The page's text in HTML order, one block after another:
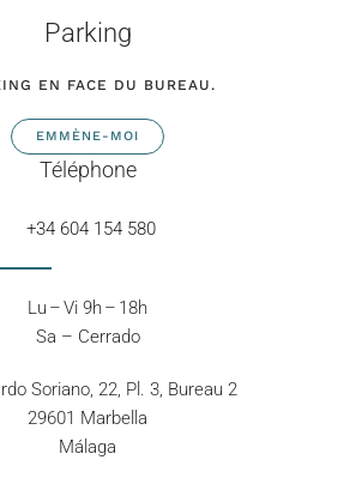
Parking
EN FACE DU BUREAU.
EMMÈNE-MOI
Téléphone
+34 604 154 580
Lu – Vi 9h – 18h
Sa – Cerrado
Soriano, 22, Pl. 3, Bureau 2
29601 Marbella
Málaga